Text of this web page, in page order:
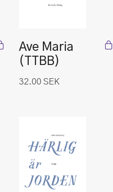
Ave Maria
(TTBB)
32.00 SEK